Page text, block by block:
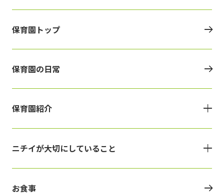
保育園トップ
保育園の日常
保育園紹介
ニチイが大切にしていること
お食事